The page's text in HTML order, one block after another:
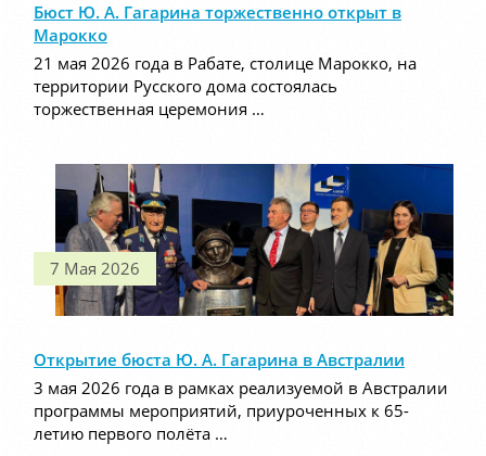
Бюст Ю. А. Гагарина торжественно открыт в
Марокко
21 мая 2026 года в Рабате, столице Марокко, на
территории Русского дома состоялась
торжественная церемония …
7 Мая 2026
Открытие бюста Ю. А. Гагарина в Австралии
3 мая 2026 года в рамках реализуемой в Австралии
программы мероприятий, приуроченных к 65-
летию первого полёта …